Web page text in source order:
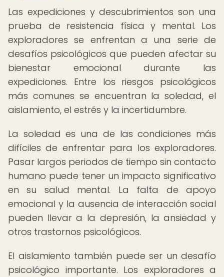
Las expediciones y descubrimientos son una
prueba de resistencia física y mental. Los
exploradores se enfrentan a una serie de
desafíos psicológicos que pueden afectar su
bienestar emocional durante las
expediciones. Entre los riesgos psicológicos
más comunes se encuentran la soledad, el
aislamiento, el estrés y la incertidumbre.
La soledad es una de las condiciones más
difíciles de enfrentar para los exploradores.
Pasar largos periodos de tiempo sin contacto
humano puede tener un impacto significativo
en su salud mental. La falta de apoyo
emocional y la ausencia de interacción social
pueden llevar a la depresión, la ansiedad y
otros trastornos psicológicos.
El aislamiento también puede ser un desafío
psicológico importante. Los exploradores a